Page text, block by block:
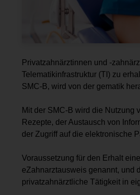
Privatzahnärztinnen und -
Telematikinfrastruktur (TI) zu
SMC-B, wird von der gematik
Mit der SMC-B wird die Nutzung
Rezepte, der Austausch von
der Zugriff auf die elektronische
Voraussetzung für den Erhalt
eZahnarztausweis genannt, und
privatzahnärztliche Tätigkeit in